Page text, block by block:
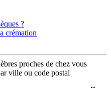
?
crémation
proches de chez vous
ville ou code postal